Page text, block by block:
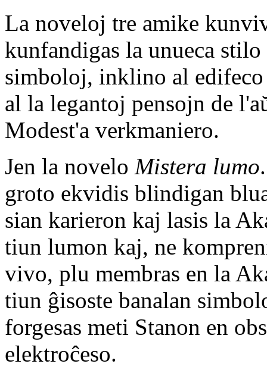
La noveloj tre amike
kunfandigas la unueca
simboloj, inklino al
al la legantoj pensojn de
Modest'a verkmaniero.
Jen la novelo Mistera lumo
groto ekvidis blindigan
sian karieron kaj lasis la
tiun lumon kaj, ne
vivo, plu membras en la
tiun ĝisoste banalan
forgesas meti Stanon en
elektroĉeso.